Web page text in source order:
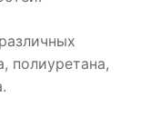
полиуретана,